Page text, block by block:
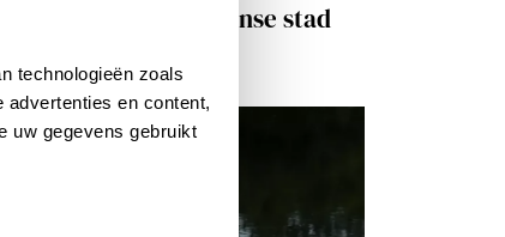
technologieën zoals
advertenties en content,
uw gegevens gebruikt
heerlijke Noord-Franse stad